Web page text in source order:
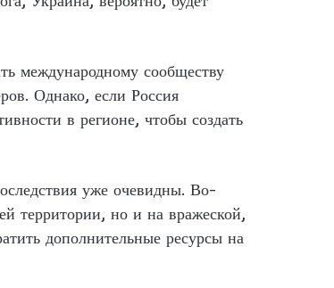
международному сообществу
Однако, если Россия
в регионе, чтобы создать
уже очевидны. Во-
территории, но и на вражеской,
дополнительные ресурсы на